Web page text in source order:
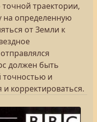
траектории,
на определенную
от Земли к
должен быть
точностью и
корректироваться.